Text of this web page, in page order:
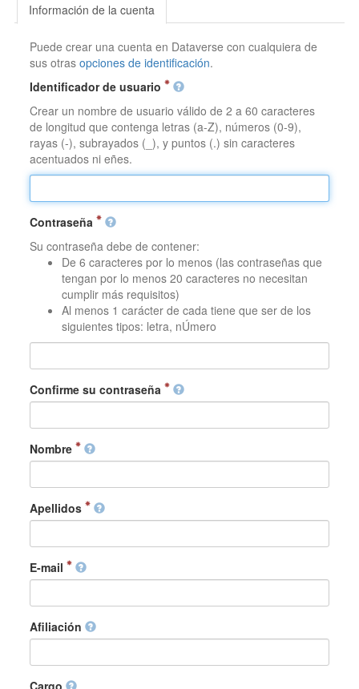
Información de la cuenta
Puede crear una cuenta en Dataverse con cualquiera de
sus otrasopciones de identificación.
Identificador de usuario
Crear un nombre de usuario válido de 2 a 60 caracteres
de longitud que contenga letras (a-Z), números (0-9),
rayas (-), subrayados (_), y puntos (.) sin caracteres
acentuados ni eñes.
Contraseña
Su contraseña debe de contener:
De 6 caracteres por lo menos (las contraseñas que
tengan por lo menos 20 caracteres no necesitan
cumplir más requisitos)
Al menos 1 carácter de cada tiene que ser de los
siguientes tipos: letra, nÚmero
Confirme su contraseña
Nombre
Apellidos
E-mail
Afiliación
Cargo